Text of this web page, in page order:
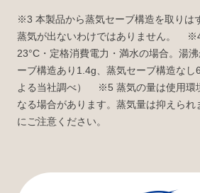
※3 本製品から蒸気セーブ構造を取りは
蒸気が出ないわけではありません。
23°C・定格消費電力・満水の場合。湯
ーブ構造あり1.4g、蒸気セーブ構造なし
よる当社調べ）
※5 蒸気の量は使用環
なる場合があります。蒸気量は抑えられ
にご注意ください。